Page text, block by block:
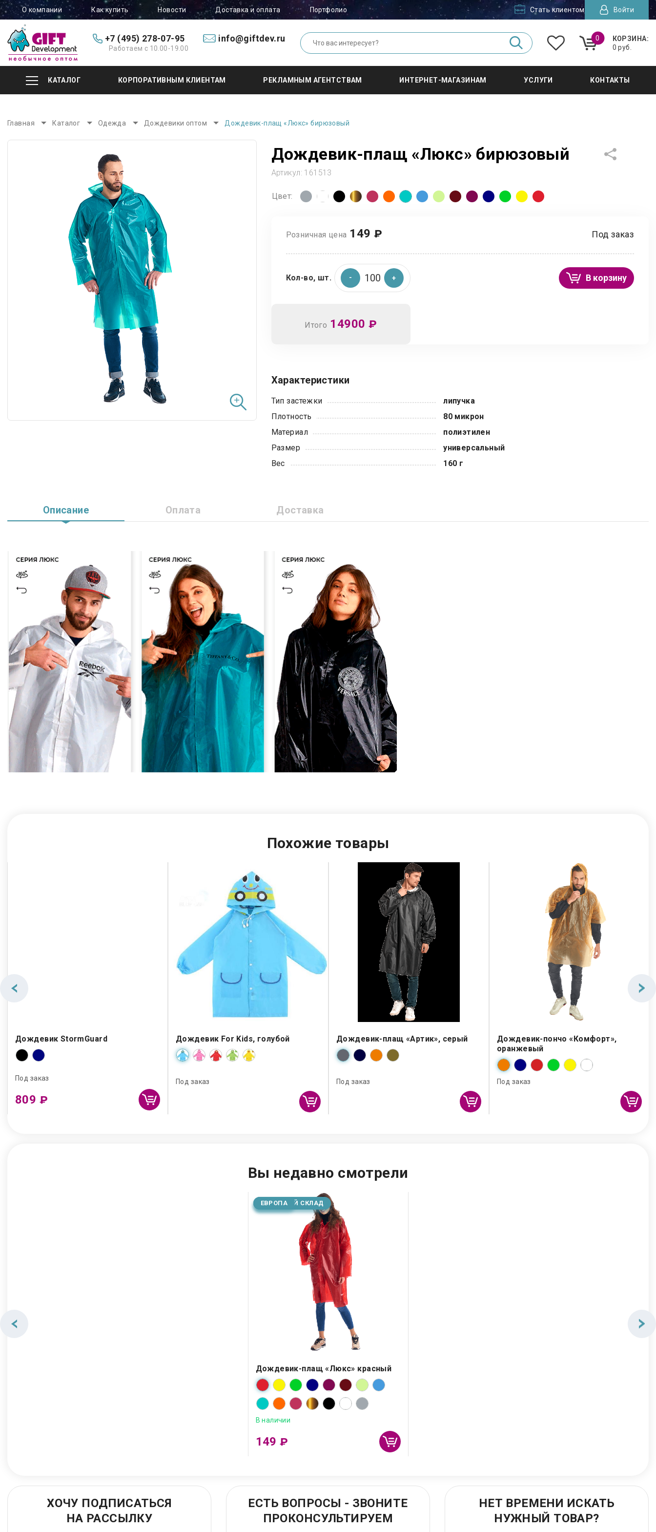
О компании Как купить Новости Доставка и оплата Портфолио Стать клиентом Войти
+7 (495) 278-07-95
Работаем с 10.00-19.00
info@giftdev.ru 0
КОРЗИНА:
0 руб.
КАТАЛОГ КОРПОРАТИВНЫМ КЛИЕНТАМ РЕКЛАМНЫМ АГЕНТСТВАМ ИНТЕРНЕТ-МАГАЗИНАМ УСЛУГИ КОНТАКТЫ
Главная Каталог Одежда Дождевики оптом Дождевик-плащ «Люкс» бирюзовый
Дождевик-плащ «Люкс» бирюзовый
Артикул: 161513
Цвет:
Розничная цена 149 ₽ Под заказ
Кол-во, шт. В корзину
Итого 14900 ₽
Характеристики
Тип застежки
липучка
Плотность
80 микрон
Материал
полиэтилен
Размер
универсальный
Вес
160 г
Описание Оплата Доставка
Похожие товары
Дождевик StormGuard
Под заказ
809 ₽
Дождевик For Kids, голубой
Под заказ
Дождевик-плащ «Артик», серый
Под заказ
Дождевик-пончо «Комфорт»,
оранжевый
Под заказ
Вы недавно смотрели
ОСНОВНОЙ СКЛАД
ЕВРОПА
Дождевик-плащ «Люкс» красный
В наличии
149₽
ХОЧУ ПОДПИСАТЬСЯ
НА РАССЫЛКУ
ЕСТЬ ВОПРОСЫ - ЗВОНИТЕ
ПРОКОНСУЛЬТИРУЕМ
НЕТ ВРЕМЕНИ ИСКАТЬ
НУЖНЫЙ ТОВАР?